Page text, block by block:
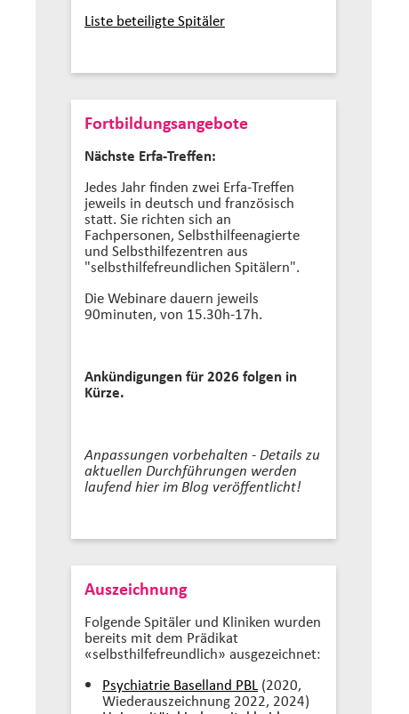
Liste beteiligte Spitäler
Fortbildungsangebote
Nächste Erfa-Treffen:
Jedes Jahr finden zwei Erfa-Treffen
jeweils in deutsch und französisch
statt. Sie richten sich an
Fachpersonen, Selbsthilfeenagierte
und Selbsthilfezentren aus
"selbsthilfefreundlichen Spitälern".
Die Webinare dauern jeweils
90minuten, von 15.30h-17h.
Ankündigungen für 2026 folgen in
Kürze.
Anpassungen vorbehalten - Details zu
aktuellen Durchführungen werden
laufend hier im Blog veröffentlicht!
Auszeichnung
Folgende Spitäler und Kliniken wurden
bereits mit dem Prädikat
«selbsthilfefreundlich» ausgezeichnet:
Psychiatrie Baselland PBL (2020,
Wiederauszeichnung 2022, 2024)